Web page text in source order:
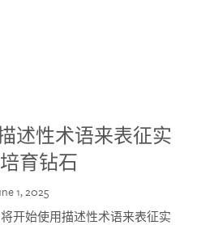
述性术语来表征实
育钻石
1, 2025
开始使用描述性术语来表征实